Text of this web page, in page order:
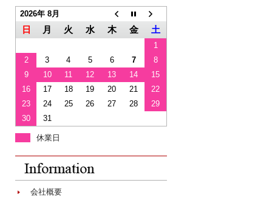
2026年 8月
日 月 火 水 木 金 土
1
2
3 4 5 6 7
8
9
10 11 12 13 14
15
16
17 18 19 20 21
22
23
24 25 26 27 28
29
30
31
休業日
会社概要